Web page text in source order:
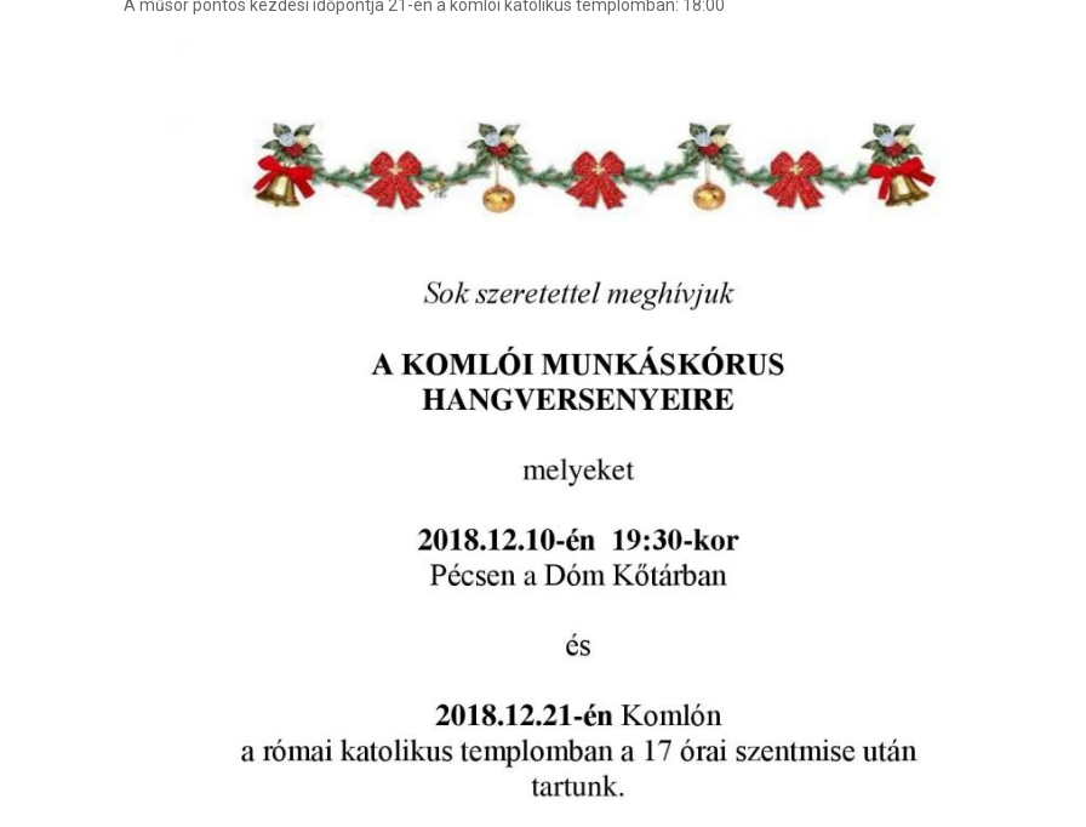
A műsor pontos kezdési időpontja 21-én a komlói katolikus templomban: 18:00